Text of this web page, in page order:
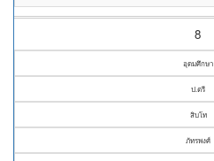
8
อุดมศึกษา
ป.ตรี
สิบโท
ภัทรพงศ์